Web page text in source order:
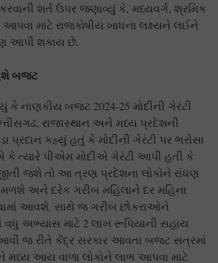
શર્ત ઉપર જણાવ્યું કે, મધ્યવર્ગ, શ્રમિક
માટે રાજકોષીય ખાધના લક્ષ્યને લઈને
આપી શકાય છે.
બજટ
કે નાણકીય બજટ 2024-25 મોદીની ગેરંટી
રાજાસ્થાન અને મધ્ય પ્રદેશની
પ્રદાન કહ્યું હતું કે મોદીની ગેરંટી પર ભરોસા
કે ત્યારે પીએમ મોદીએ ગેરંટી આપી હતી કે
જશે તો આ ત્રણ પ્રદેશના લોકોને રાંધણ
અને દરેક ગરીબ મહિલાને દર મહિના
આવશે. સાથે જ ગરીબ છોકરાઓને
વધુ અભ્યાસ માટે 2 લાખ રૂપિયાની સહાય
જ રીતે કેંદ્ર સરકાર આવતા બજટ સત્રમાં
મધ્ય આય વાળા લોકોને લાભ આપવા માટે